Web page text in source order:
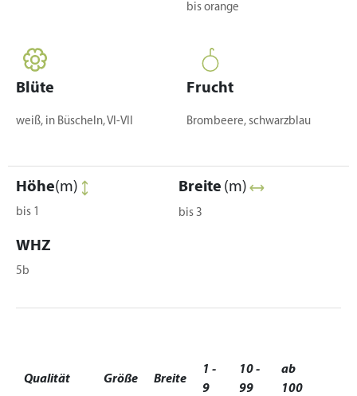
bis orange
Blüte
weiß, in Büscheln, VI-VII
Frucht
Brombeere, schwarzblau
Höhe(m)
bis 1
Breite (m)
bis 3
WHZ
5b
Qualität Größe Breite
1 -
9
10 -
99
ab
100